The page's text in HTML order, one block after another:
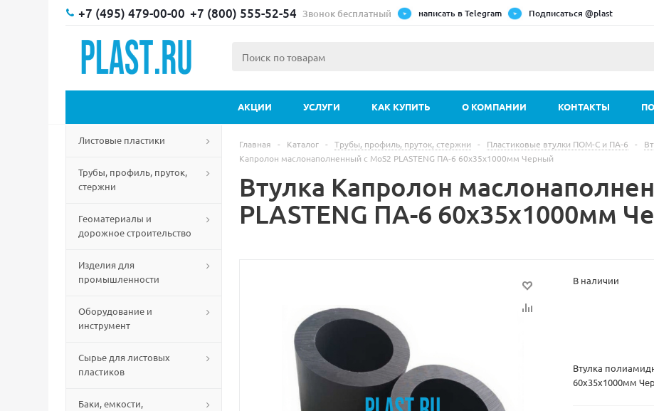
+7 (495) 479-00-00 +7 (800) 555-52-54 Звонок бесплатный написать в Telegram Подписаться @plast
АКЦИИ УСЛУГИ КАК КУПИТЬ О КОМПАНИИ КОНТАКТЫ
Листовые пластики
Трубы, профиль, пруток,
стержни
Геоматериалы и
дорожное строительство
Изделия для
промышленности
Оборудование и
инструмент
Сырье для листовых
пластиков
Баки, емкости,
Главная - Каталог - Трубы, профиль, пруток, стержни - Пластиковые втулки ПОМ-С и ПА-6 -
Капролон маслонаполненный с MoS2 PLASTENG ПА-6 60х35х1000мм Черный
Втулка Капролон
PLASTENG ПА-6 60х35х1000мм
В наличии
Втулка
60х35х1000мм